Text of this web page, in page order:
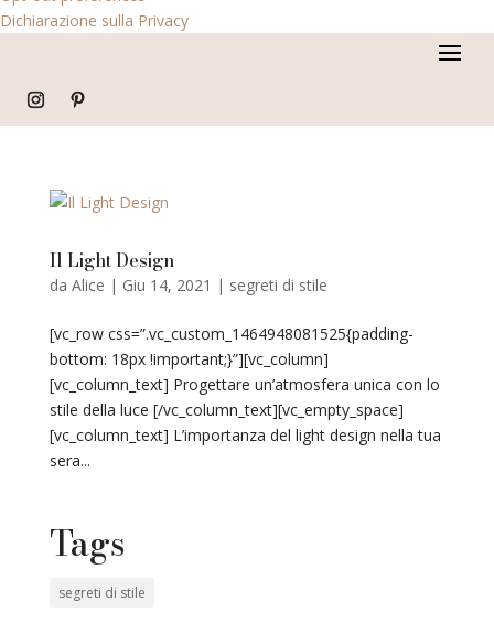
Dichiarazione sulla Privacy
Il Light Design
da Alice | Giu 14, 2021 | segreti di stile
[vc_row css=”.vc_custom_1464948081525{padding-
bottom: 18px !important;}”][vc_column]
[vc_column_text] Progettare un’atmosfera unica con lo
stile della luce [/vc_column_text][vc_empty_space]
[vc_column_text] L’importanza del light design nella tua
sera...
Tags
segreti di stile